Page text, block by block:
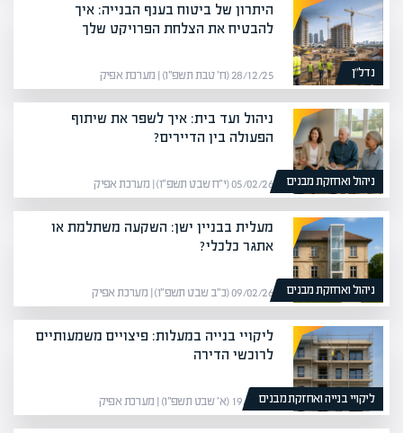
נדל”ן
היתרון של ביטוח בענף הבנייה: איך
להבטיח את הצלחת הפרויקט שלך
28/12/25 (ח׳ טבת תשפ״ו) | מערכת אפיק
ניהול ואחזקת מבנים
ניהול ועד בית: איך לשפר את שיתוף
הפעולה בין הדיירים?
05/02/26 (י״ח שבט תשפ״ו) | מערכת אפיק
ניהול ואחזקת מבנים
מעלית בבניין ישן: השקעה משתלמת או
אתגר כלכלי?
09/02/26 (כ״ב שבט תשפ״ו) | מערכת אפיק
ליקויי בנייה ואחזקת מבנים
ליקויי בנייה במעלות: פיצויים משמעותיים
לרוכשי הדירה
19/01/26 (א׳ שבט תשפ״ו) | מערכת אפיק